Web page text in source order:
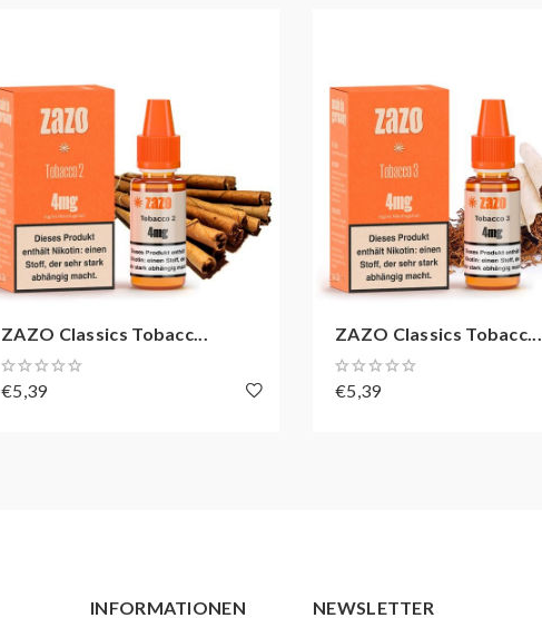
ZAZO Classics Tobacc...
€5,39
ZAZO Classics Tobacc...
€5,39
INFORMATIONEN NEWSLETTER